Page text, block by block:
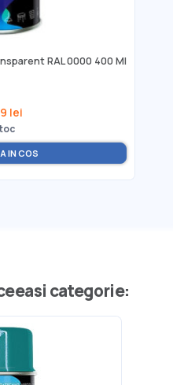
RAL 0000 400 Ml
lei
IN COS
categorie: